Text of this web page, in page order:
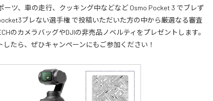
ーツ、車の走行、クッキング中などなど Osmo Pocket 3 でブレず
ブレない選手権 で投稿いただいた方の中から厳選なる審査
のカメラバッグやDJIの非売品ノベルティをプレゼントします。
したら、ぜひキャンペーンにもご参加ください！